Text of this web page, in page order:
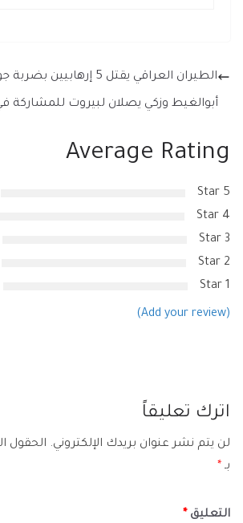
الطيران العراقي يقتل 5 إرهابيين بضربة جوية في تلعفر
أبوالغيط وزكي يصلان لبيروت للمشاركة
Average Rating
5 Star
4 Star
3 Star
2 Star
1 Star
(Add your review)
اترك تعليقاً
لن يتم نشر عنوان بريدك الإلكتروني. الحقول
بـ *
التعليق *